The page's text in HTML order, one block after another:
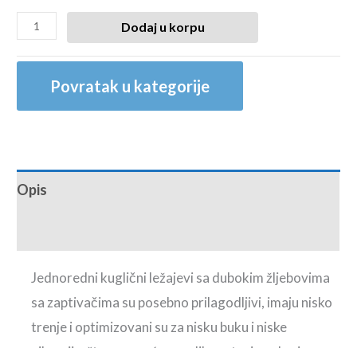
Dodaj u korpu
Povratak u kategorije
Opis
Jednoredni kuglični ležajevi sa dubokim žljebovima
sa zaptivačima su posebno prilagodljivi, imaju nisko
trenje i optimizovani su za nisku buku i niske